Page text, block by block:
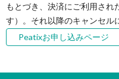
もとづき、決済にご利用され
す）。それ以降のキャンセル
Peatixお申し込みページ